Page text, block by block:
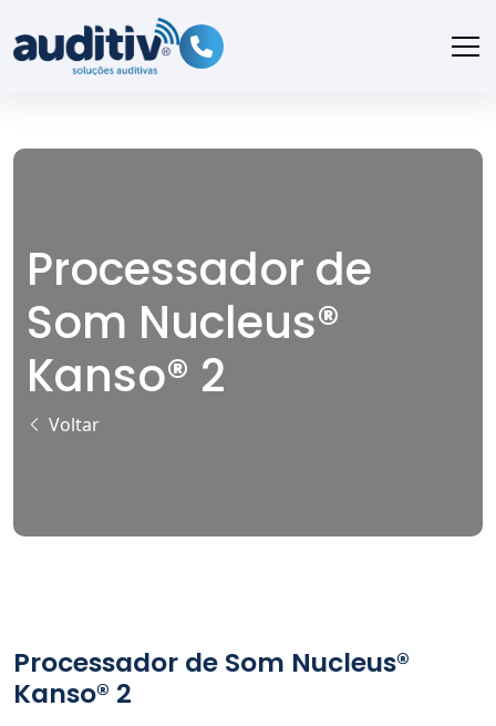
Processador de
Som Nucleus®
Kanso® 2
Voltar
Processador de Som Nucleus®
Kanso® 2